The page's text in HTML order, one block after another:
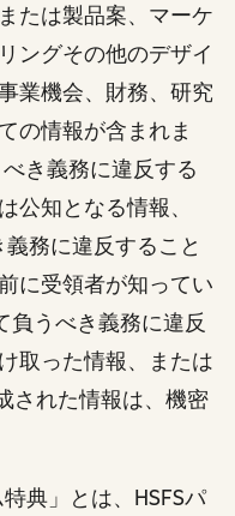
たは製品案、マーケ
ングその他のデザイ
業機会、財務、研究
の情報が含まれま
き義務に違反する
公知となる情報、
義務に違反すること
に受領者が知ってい
負うべき義務に違反
取った情報、または
された情報は、機密
典」とは、HSFSパ